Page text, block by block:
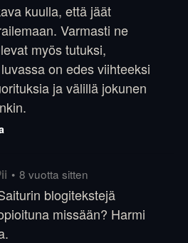
kuulla, että jäät
Varmasti ne
myös tutuksi,
on edes viihteeksi
ja välillä jokunen
• 8 vuotta sitten
blogitekstejä
missään? Harmi